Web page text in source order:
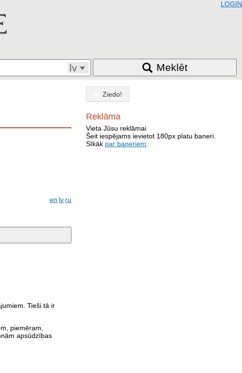
LOGIN
lv Meklēt
en lv ru
Tieši tā ir
piemēram,
apsūdzības
Ziedo!
Reklāma
Vieta Jūsu reklāmai
Šeit iespējams ievietot 180px platu baneri.
Sīkāk par baneriem